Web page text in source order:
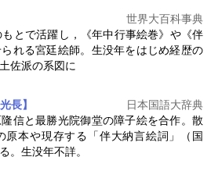
世界大百科事典
とで活躍し，《年中行事絵巻》や《伴
れる宮廷絵師。生没年をはじめ経歴の
佐派の系図に
長】
日本国語大辞典
信と最勝光院御堂の障子絵を合作。散
原本や現存する「伴大納言絵詞 」（国
。生没年不詳。